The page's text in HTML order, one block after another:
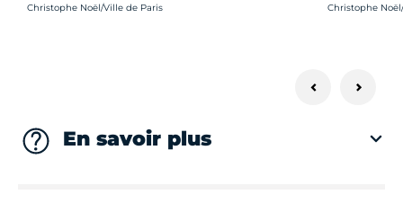
Crédit photo :
Christophe Noël/Ville de Paris Crédit photo :
Christophe
En savoir plus